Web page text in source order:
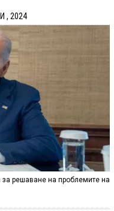
, 2024
решаване на проблемите на